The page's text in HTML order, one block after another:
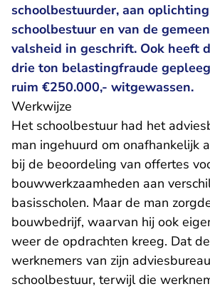
schoolbestuurder, aan
schoolbestuur en van de
valsheid in geschrift. Ook heeft
drie ton belastingfraude
ruim €250.000,- witgewassen.
Werkwijze
Het schoolbestuur had het
man ingehuurd om onafhankelijk
bij de beoordeling van offertes
bouwwerkzaamheden aan
basisscholen. Maar de man
bouwbedrijf, waarvan hij ook
weer de opdrachten kreeg. Dat
werknemers van zijn
schoolbestuur, terwijl die